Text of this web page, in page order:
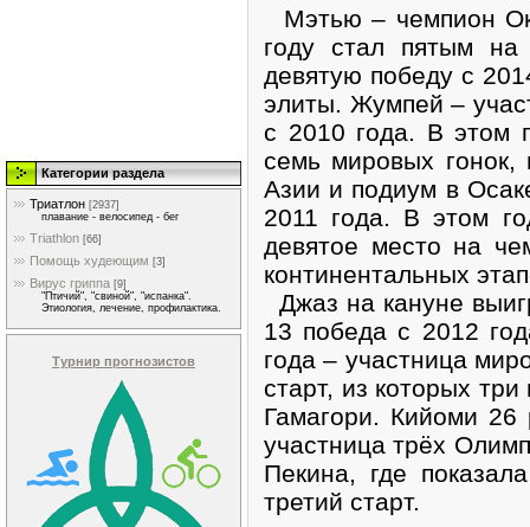
Категории раздела
Триатлон [2937]
плавание - велосипед - бег
Triathlon [66]
Помощь худеющим [3]
Вирус гриппа [9]
"Птичий", "свиной", "испанка".
Этиология, лечение, профилактика.
Турнир прогнозистов
Мэтью – чемпион
году стал пятым
девятую победу с
элиты. Жумпей –
с 2010 года. В этом
семь мировых гонок,
Азии и подиум в
2011 года. В этом
девятое место на
континентальных
Джаз на кануне
13 победа с 2012
года – участница
старт, из которых
Гамагори. Кийоми
участница трёх
Пекина, где
третий старт.